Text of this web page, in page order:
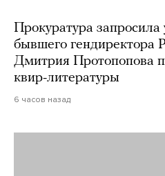
Прокуратура
бывшего гендиректора
Дмитрия Протопопова
квир-литературы
6 часов назад